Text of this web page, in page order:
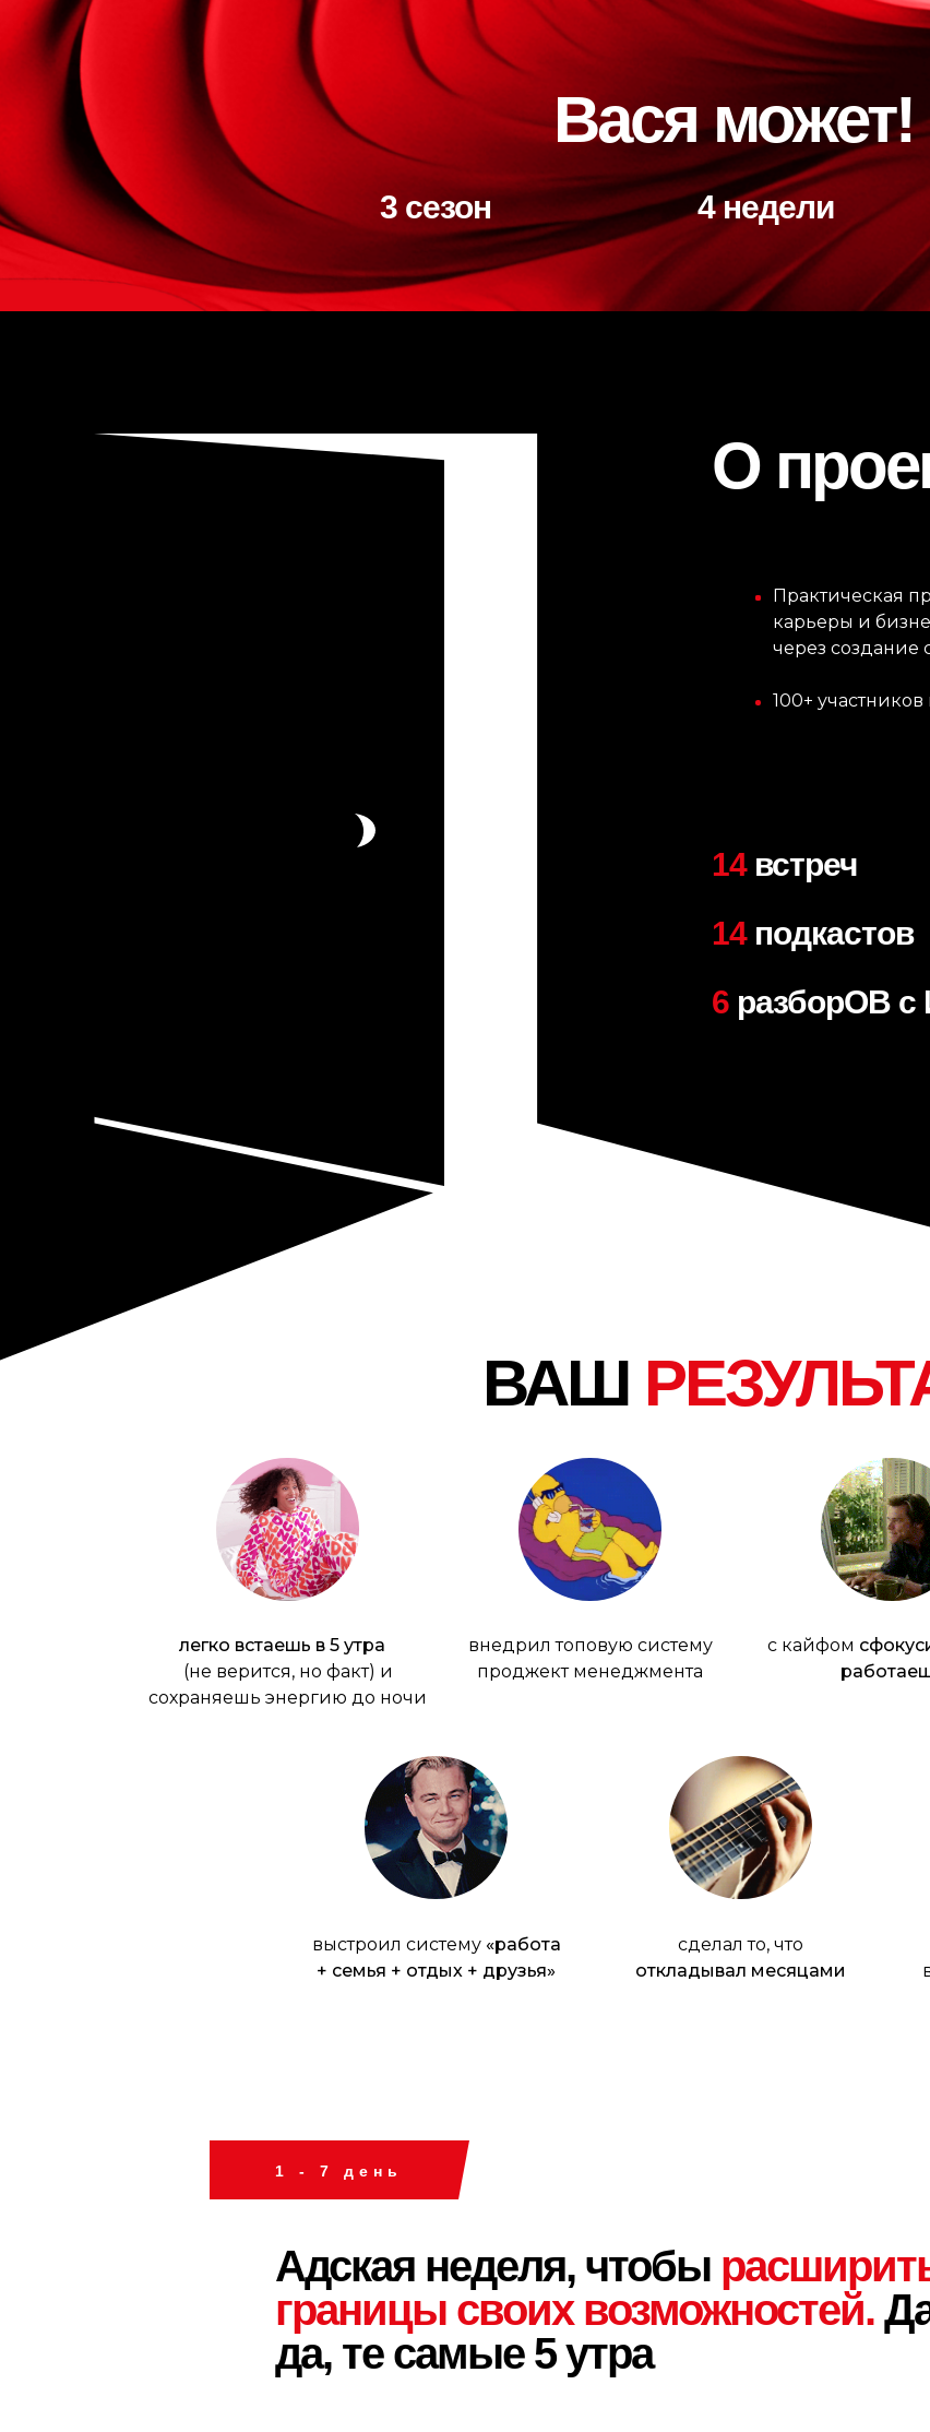
Вася может!
3 сезон 4 недели
О
ВАШ
Практическая
карьеры и
через
100+
14 встреч
14 подкастов
6 разборОВ с
легко встаешь в 5 утра
(не верится, но факт) и
сохраняешь энергию до ночи
внедрил топовую систему
проджект менеджмента
с кайфом
выстроил систему «работа
+ семья + отдых + друзья»
сделал то, что
откладывал месяцами
Адская неделя, чтобы
границы своих возможностей.
да, те самые 5 утра
1 - 7 день